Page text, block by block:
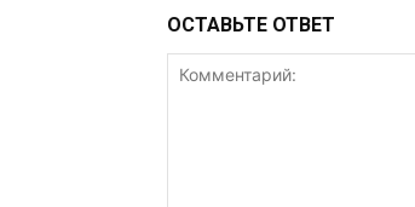
ОСТАВЬТЕ ОТВЕТ